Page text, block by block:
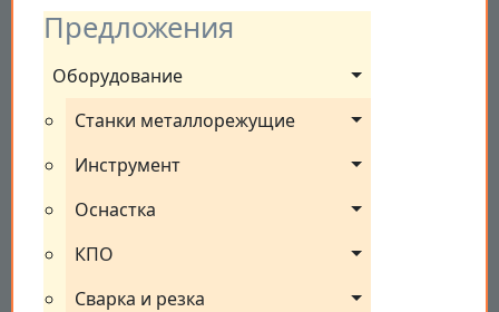
Предложения
Оборудование
Станки металлорежущие
Инструмент
Оснастка
КПО
Сварка и резка